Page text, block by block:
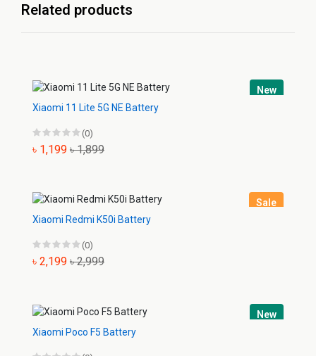
Related products
New
Xiaomi 11 Lite 5G NE Battery
(0)
৳ 1,199 ৳ 1,899
Sale
Xiaomi Redmi K50i Battery
(0)
৳ 2,199 ৳ 2,999
New
Xiaomi Poco F5 Battery